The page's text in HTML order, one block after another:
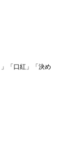
「口紅」「決め